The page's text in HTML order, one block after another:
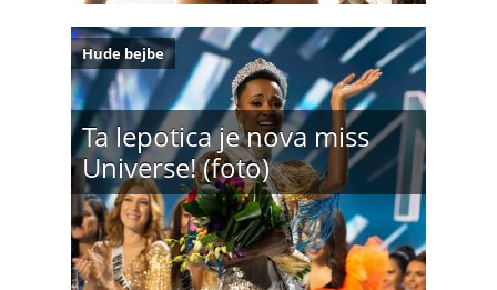
Ta lepotica je nova miss
Universe! (foto)
Hude bejbe